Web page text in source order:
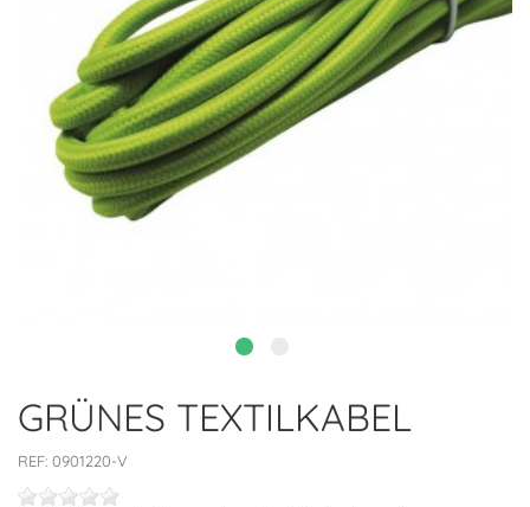
GRÜNES TEXTILKABEL
REF: 0901220-V